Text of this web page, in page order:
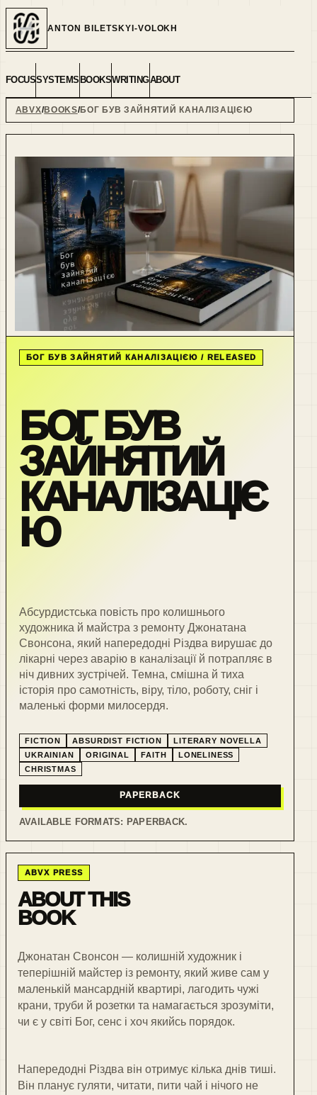
ANTON BILETSKYI-VOLOKH
FOCUSSYSTEMS BOOKSWRITINGABOUT
ABVX BOOKS БОГ БУВ ЗАЙНЯТИЙ КАНАЛІЗАЦІЄЮ
БОГ БУВ ЗАЙНЯТИЙ КАНАЛІЗАЦІЄЮ / RELEASED
БОГ БУВ
ЗАЙНЯТИЙ
КАНАЛІЗАЦІЄ
Ю
Абсурдистська повість про колишнього
художника й майстра з ремонту Джонатана
Свонсона, який напередодні Різдва вирушає до
лікарні через аварію в каналізації й потрапляє в
ніч дивних зустрічей. Темна, смішна й тиха
історія про самотність, віру, тіло, роботу, сніг і
маленькі форми милосердя.
FICTION ABSURDIST FICTION
LITERARY NOVELLA
UKRAINIAN
ORIGINAL FAITH
LONELINESS
CHRISTMAS
PAPERBACK
AVAILABLE FORMATS: PAPERBACK.
ABVX PRESS
ABOUT THIS
BOOK
Джонатан Свонсон — колишній художник і
теперішній майстер із ремонту, який живе сам у
маленькій мансардній квартирі, лагодить чужі
крани, труби й розетки та намагається зрозуміти,
чи є у світі Бог, сенс і хоч якийсь порядок.
Напередодні Різдва він отримує кілька днів тиші.
Він планує гуляти, читати, пити чай і нічого не